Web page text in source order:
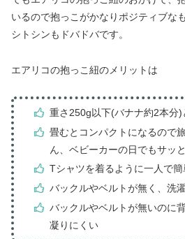
いるので抱っこがかなりポジティブな
シトシンもドバドバです。
エアリコの抱っこ紐のメリットは
重さ250g以下(バナナ約2本分)
畳むとコンパクトになるので
ん、ベビーカーの日でもサッ
Tシャツを着るように一人で
バックルやベルトが無く、洗
バックルやベルトが無いのに
凝りにくい